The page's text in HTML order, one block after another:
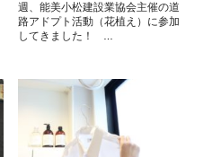
週、能美小松建設業協会主催の道
路アドプト活動（花植え）に参加
してきました！ …